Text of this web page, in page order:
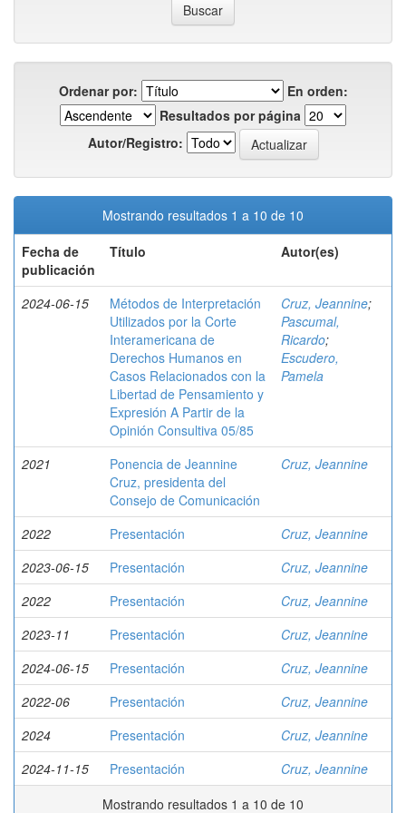
Ordenar por:
En orden:
Resultados por página
Autor/Registro:
Mostrando resultados 1 a 10 de 10
Fecha de
publicación
Título Autor(es)
2024-06-15
Métodos de Interpretación
Utilizados por la Corte
Interamericana de
Derechos Humanos en
Casos Relacionados con la
Libertad de Pensamiento y
Expresión A Partir de la
Opinión Consultiva 05/85
Cruz, Jeannine;
Pascumal,
Ricardo;
Escudero,
Pamela
2021
Ponencia de Jeannine
Cruz, presidenta del
Consejo de Comunicación
Cruz, Jeannine
2022 Presentación
Cruz, Jeannine
2023-06-15
Presentación
Cruz, Jeannine
2022
Presentación
Cruz, Jeannine
2023-11
Presentación
Cruz, Jeannine
2024-06-15
Presentación
Cruz, Jeannine
2022-06
Presentación
Cruz, Jeannine
2024
Presentación
Cruz, Jeannine
2024-11-15
Presentación
Cruz, Jeannine
Mostrando resultados 1 a 10 de 10